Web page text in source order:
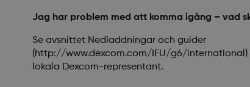
Jag har problem med att komma igång – vad
Se avsnittet Nedladdningar och guider
(http://www.dexcom.com/IFU/g6/international)
lokala Dexcom-representant.